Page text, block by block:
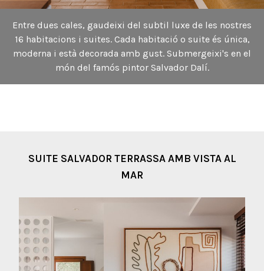
Entre dues cales, gaudeixi del subtil luxe de les nostres
16 habitacions i suites. Cada habitació o suite és única,
moderna i està decorada amb gust. Submergeixi's en el
món del famós pintor Salvador Dalí.
SUITE SALVADOR TERRASSA AMB VISTA AL
MAR